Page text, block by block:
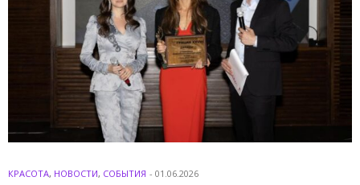
КРАСОТА, НОВОСТИ, СОБЫТИЯ - 01.06.2026